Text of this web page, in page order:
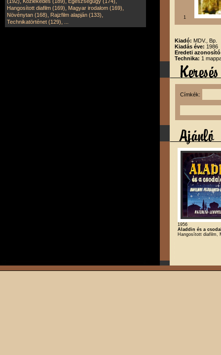
Hangosított diafilm (169), Magyar irodalom (169),
Növénytan (168), Rajzfilm alapján (133),
Technikatörténet (129),
1
Kiadó: MDV., Bp.
Kiadás éve: 1986
Eredeti
Technika: 1
Címkék:
1956
Aladdin és a
Hangosított diafilm,